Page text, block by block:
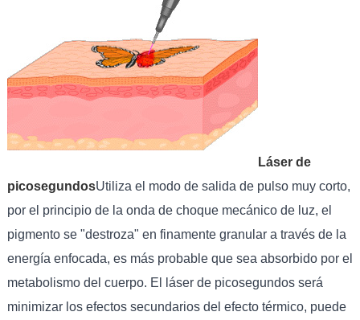
Láser de
picosegundosUtiliza el modo de salida de pulso muy corto,
por el principio de la onda de choque mecánico de luz, el
pigmento se "destroza" en finamente granular a través de la
energía enfocada, es más probable que sea absorbido por el
metabolismo del cuerpo. El láser de picosegundos será
minimizar los efectos secundarios del efecto térmico, puede